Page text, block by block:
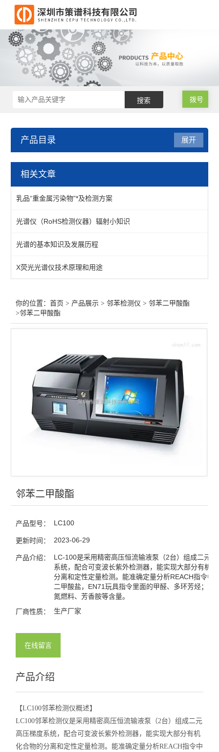
拨号
产品目录
邻苯检测仪
展开
相关文章
乳品“重金属污染物”*及检测方案
光谱仪（RoHS检测仪器）辐射小知识
光谱的基本知识及发展历程
X荧光光谱仪技术原理和用途
你的位置：首页 > 产品展示 >邻苯检测仪 >邻苯二甲酸酯
>邻苯二甲酸酯
邻苯二甲酸酯
产品型号： LC100
更新时间： 2023-06-29
产品介绍：
LC-100是采用精密高压恒流输液泵（2台）组成二元
系统，配合可变波长紫外检测器，能实现大部分有机
分离和定性定量检测。能准确定量分析REACH指令中
二甲酸盐，EN71玩具指令里面的甲醛、多环芳烃；双
氮燃料、芳香胺等含量。
厂商性质： 生产厂家
在线留言
产品介绍
【LC100邻苯检测仪概述】
LC100邻苯检测仪是采用精密高压恒流输液泵（2台）组成二元
高压梯度系统，配合可变波长紫外检测器，能实现大部分有机
化合物的分离和定性定量检测。能准确定量分析REACH指令中